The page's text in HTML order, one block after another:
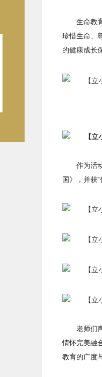
生命教
珍惜生命、
的健康成长
作为活
国》，并获
老师们
情怀完美融
教育的广度